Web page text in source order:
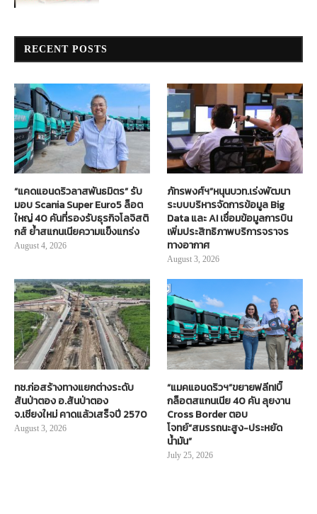
RECENT POSTS
“แคดแอนดริวลาสพันธมิตร” รับ
มอบ Scania Super Euro5 ล็อต
ใหญ่ 40 คันที่รองรับธุรกิจโลจิสติ
กส์ ย้ำสแกนเนียความแข็งแกร่ง
August 4, 2026
ภัทรพงศ์ฯ”หนุนบวท.เร่งพัฒนา
ระบบบริหารจัดการข้อมูล Big
Data และ AI เชื่อมข้อมูลการบิน
เพิ่มประสิทธิภาพบริการจราจร
ทางอากาศ
August 3, 2026
ทช.ก่อสร้างทางแยกต่างระดับ
สันป่าตอง อ.สันป่าตอง
จ.เชียงใหม่ คาดแล้วเสร็จปี 2570
August 3, 2026
“แมคแอนดริวฯ”ขยายฟลีท!บิ๊
กล็อตสแกนเนีย 40 คัน ลุยงาน
Cross Border ตอบ
โจทย์“สมรรถนะสูง-ประหยัด
น้ำมัน”
July 25, 2026